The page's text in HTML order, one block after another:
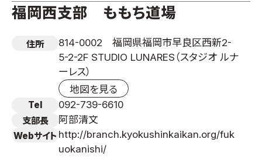
福岡西支部 ももち道場
住所
814-0002 福岡県福岡市早良区西新2-
5-2-2F STUDIO LUNARES（スタジオ ルナ
ーレス）
地図を見る
Tel 092-739-6610
支部長 阿部清文
Webサイト http://branch.kyokushinkaikan.org/fuk
uokanishi/